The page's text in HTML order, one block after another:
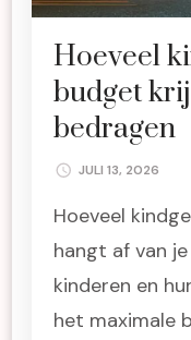
Hoeveel
budget
bedragen
JULI 13, 2026
Hoeveel
hangt af van
kinderen en
het maximale